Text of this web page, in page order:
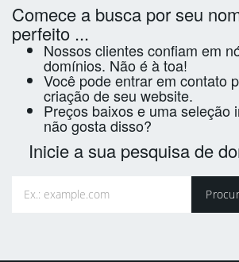
Comece a busca por seu
perfeito ...
Nossos clientes confiam em
domínios. Não é à toa!
Você pode entrar em contato
criação de seu website.
Preços baixos e uma seleção
não gosta disso?
Inicie a sua pesquisa de